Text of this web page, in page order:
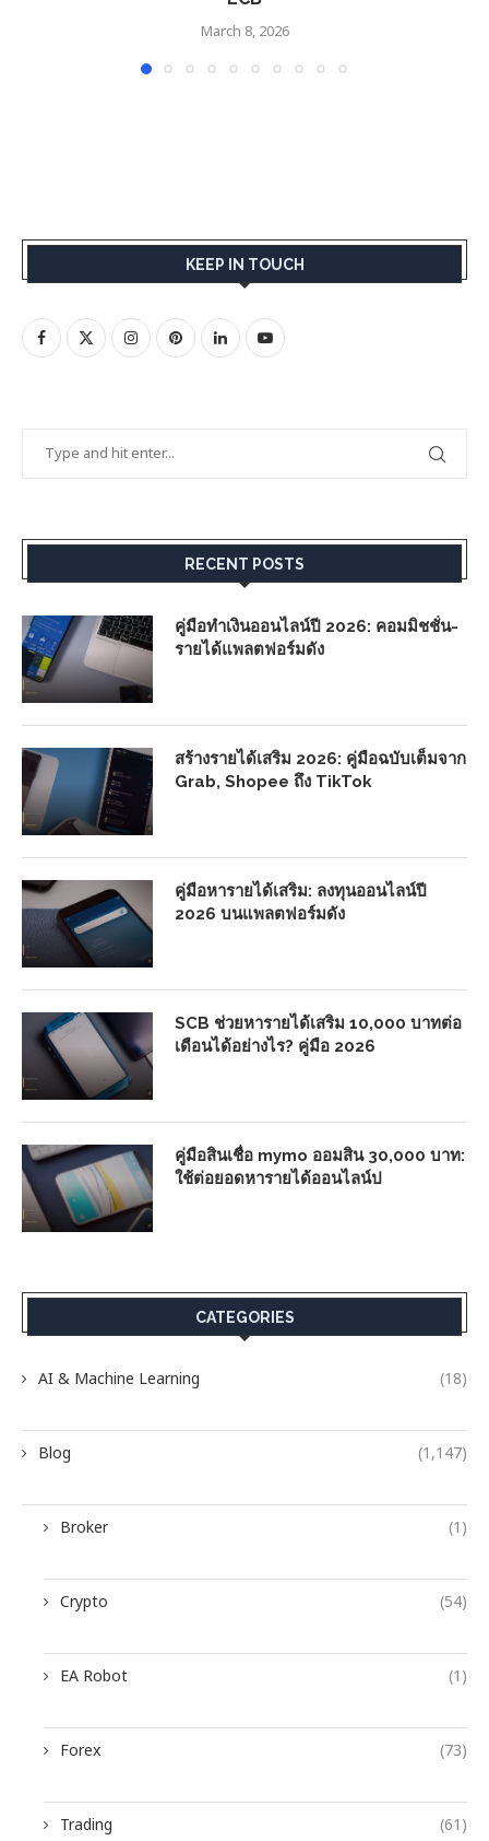
March 8, 2026
KEEP IN TOUCH
RECENT POSTS
คู่มือทำเงินออนไลน์ปี 2026: คอมมิชชั่น-
รายได้แพลตฟอร์มดัง
สร้างรายได้เสริม 2026: คู่มือฉบับเต็มจาก
Grab, Shopee ถึง TikTok
คู่มือหารายได้เสริม: ลงทุนออนไลน์ปี
2026 บนแพลตฟอร์มดัง
SCB ช่วยหารายได้เสริม 10,000 บาทต่อ
เดือนได้อย่างไร? คู่มือ 2026
คู่มือสินเชื่อ mymo ออมสิน 30,000 บาท:
ใช้ต่อยอดหารายได้ออนไลน์ป
CATEGORIES
AI & Machine Learning (18)
Blog (1,147)
Broker (1)
Crypto (54)
EA Robot (1)
Forex (73)
Trading (61)